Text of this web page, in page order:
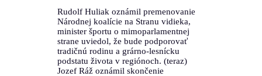
Rudolf Huliak oznámil premenovanie
Národnej koalície na Stranu vidieka,
minister športu o mimoparlamentnej
strane uviedol, že bude podporovať
tradičnú rodinu a grárno-lesnícku
podstatu života v regiónoch. (teraz)
Jozef Ráž oznámil skončenie